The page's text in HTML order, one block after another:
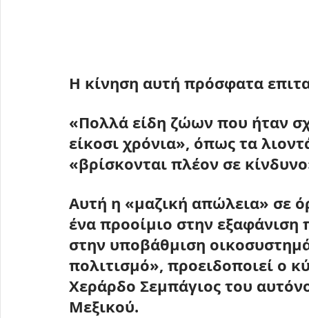
Η κίνηση αυτή πρόσφατα
«Πολλά είδη ζώων που ήταν
είκοσι χρόνια», όπως τα
«βρίσκονται πλέον σε
Αυτή η «μαζική απώλεια» σε
ένα προοίμιο στην
στην υποβάθμιση
πολιτισμό», προειδοποιεί ο
Χεράρδο Σεμπάγιος του
Μεξικού.